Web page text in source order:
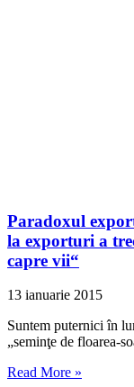
Paradoxul
la exporturi a
capre vii“
13 ianuarie 2015
Suntem puternici în
„seminţe de floarea-
Read More »